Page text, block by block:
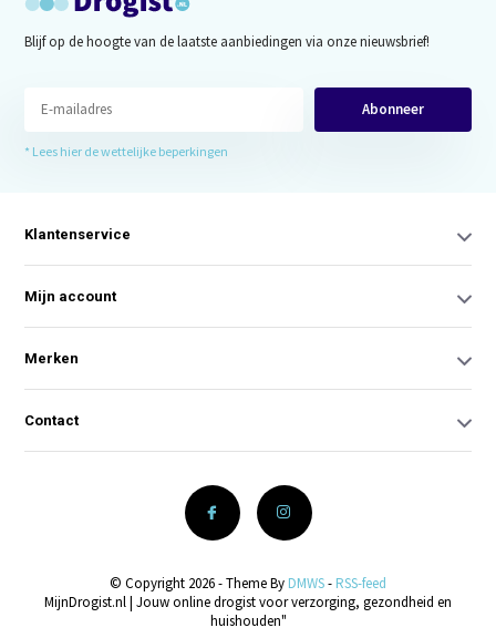
Blijf op de hoogte van de laatste aanbiedingen via onze nieuwsbrief!
Abonneer
* Lees hier de wettelijke beperkingen
Klantenservice
Mijn account
Merken
Contact
© Copyright 2026 - Theme By DMWS- RSS-feed
MijnDrogist.nl | Jouw online drogist voor verzorging, gezondheid en
huishouden"